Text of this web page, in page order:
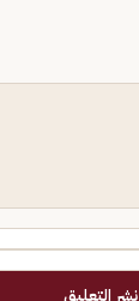
نشر التعليق